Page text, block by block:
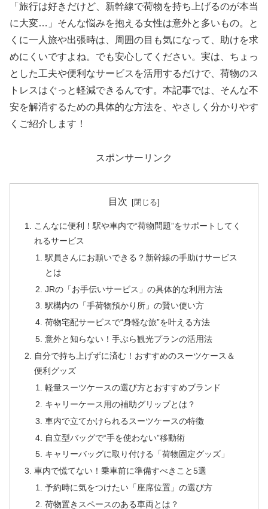
「旅行は好きだけど、新幹線で荷物を持ち上げるのが本当
に大変…」そんな悩みを抱える女性は意外と多いもの。と
くに一人旅や出張時は、周囲の目も気になって、助けを求
めにくいですよね。でも安心してください。実は、ちょっ
とした工夫や便利なサービスを活用するだけで、荷物のス
トレスはぐっと軽減できるんです。本記事では、そんな不
安を解消するための具体的な方法を、やさしく分かりやす
くご紹介します！
スポンサーリンク
目次
こんなに便利！駅や車内で“荷物問題”をサポートしてく
れるサービス
駅員さんにお願いできる？新幹線の手助けサービス
とは
JRの「お手伝いサービス」の具体的な利用方法
駅構内の「手荷物預かり所」の賢い使い方
荷物宅配サービスで“身軽な旅”を叶える方法
意外と知らない！手ぶら観光プランの活用法
自分で持ち上げずに済む！おすすめのスーツケース＆
便利グッズ
軽量スーツケースの選び方とおすすめブランド
キャリーケース用の補助グリップとは？
車内で立てかけられるスーツケースの特徴
自立型バッグで“手を使わない”移動術
キャリーバッグに取り付ける「荷物固定グッズ」
車内で慌てない！乗車前に準備すべきこと5選
予約時に気をつけたい「座席位置」の選び方
荷物置きスペースのある車両とは？